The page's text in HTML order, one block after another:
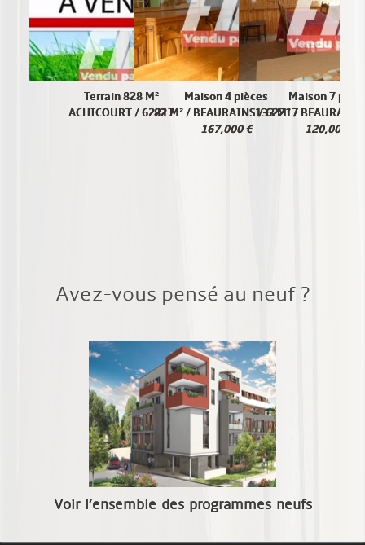
Terrain 828 M²
ACHICOURT / 62217
Maison 4 pièces
82 M² / BEAURAINS / 62217
167,000 €
Maison 7
133 M² /
120,000 €
Avez-vous pensé au neuf ?
Voir l’ensemble des programmes neufs